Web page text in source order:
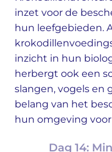
inzet voor de
hun leefgebieden.
inzicht in hun
herbergt ook een
slangen, vogels en
belang van het
hun omgeving
Dag 14: